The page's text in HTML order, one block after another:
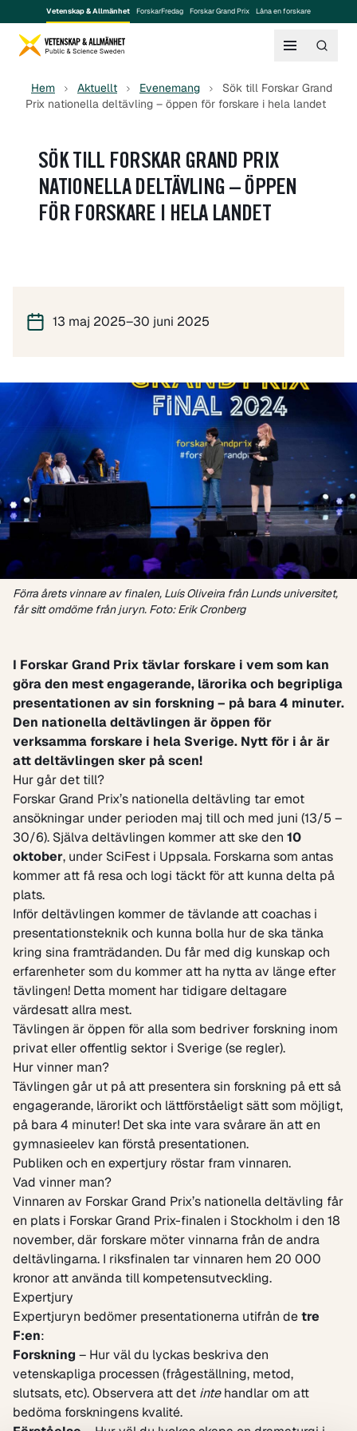
Vetenskap & Allmänhet ForskarFredag Forskar Grand Prix Låna en forskare
Hem Aktuellt Evenemang
Sök till Forskar Grand
Prix nationella deltävling – öppen för forskare i hela landet
SÖK TILL FORSKAR GRAND PRIX
NATIONELLA DELTÄVLING – ÖPPEN
FÖR FORSKARE I HELA LANDET
13 maj 2025–30 juni 2025
Förra årets vinnare av finalen, Luís Oliveira från Lunds universitet,
får sitt omdöme från juryn. Foto: Erik Cronberg
I Forskar Grand Prix tävlar forskare i vem som kan
göra den mest engagerande, lärorika och begripliga
presentationen av sin forskning – på bara 4 minuter.
Den nationella deltävlingen är öppen för
verksamma forskare i hela Sverige. Nytt för i år är
att deltävlingen sker på scen!
Hur går det till?
Forskar Grand Prix’s nationella deltävling tar emot
ansökningar under perioden maj till och med juni (13/5 –
30/6). Själva deltävlingen kommer att ske den 10
oktober, under SciFest i Uppsala. Forskarna som antas
kommer att få resa och logi täckt för att kunna delta på
plats.
Inför deltävlingen kommer de tävlande att coachas i
presentationsteknik och kunna bolla hur de ska tänka
kring sina framträdanden. Du får med dig kunskap och
erfarenheter som du kommer att ha nytta av länge efter
tävlingen! Detta moment har tidigare deltagare
värdesatt allra mest.
Tävlingen är öppen för alla som bedriver forskning inom
privat eller offentlig sektor i Sverige (se regler).
Hur vinner man?
Tävlingen går ut på att presentera sin forskning på ett så
engagerande, lärorikt och lättförståeligt sätt som möjligt,
på bara 4 minuter! Det ska inte vara svårare än att en
gymnasieelev kan förstå presentationen.
Publiken och en expertjury röstar fram vinnaren.
Vad vinner man?
Vinnaren av Forskar Grand Prix’s nationella deltävling får
en plats i Forskar Grand Prix-finalen i Stockholm i den 18
november, där forskare möter vinnarna från de andra
deltävlingarna. I riksfinalen tar vinnaren hem 20 000
kronor att använda till kompetensutveckling.
Expertjury
Expertjuryn bedömer presentationerna utifrån detre
F:en:
Forskning – Hur väl du lyckas beskriva den
vetenskapliga processen (frågeställning, metod,
slutsats, etc). Observera att det intehandlar om att
bedöma forskningens kvalité.